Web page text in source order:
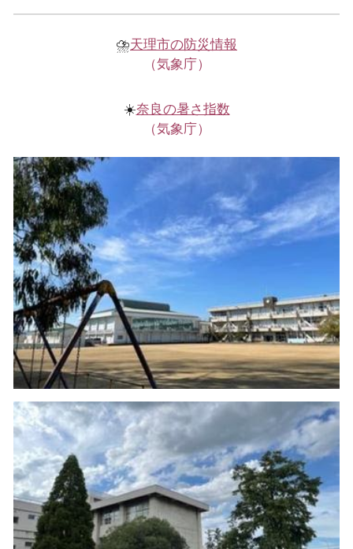
⛈️天理市の防災情報
（気象庁）
☀️奈良の暑さ指数
（気象庁）